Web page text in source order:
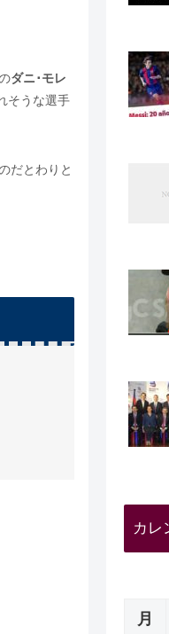
ダニ･モレ
そうな選手
だとわりと
カレ
月